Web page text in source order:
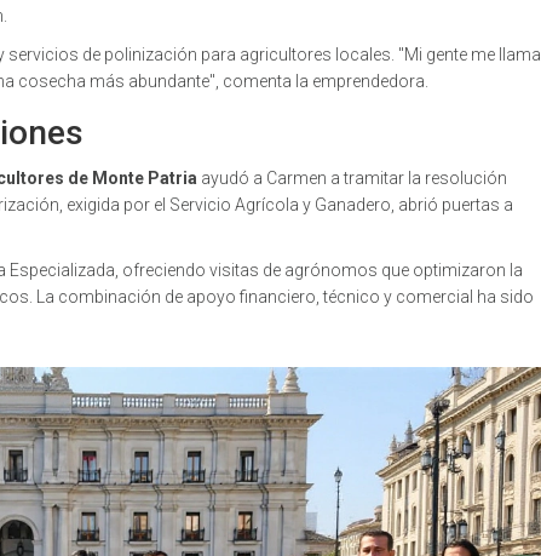
de polinización para agricultores locales. "Mi gente me llama
cosecha más abundante", comenta la emprendedora.
de Monte Patria ayudó a Carmen a tramitar la resolución
exigida por el Servicio Agrícola y Ganadero, abrió puertas a
Especializada, ofreciendo visitas de agrónomos que optimizaron la
La combinación de apoyo financiero, técnico y comercial ha sido